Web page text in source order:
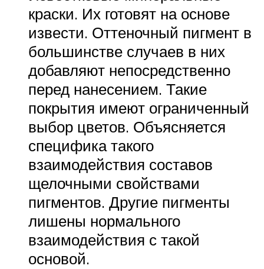
краски. Их готовят на основе
извести. Оттеночный пигмент в
большинстве случаев в них
добавляют непосредственно
перед нанесением. Такие
покрытия имеют ограниченный
выбор цветов. Объясняется
специфика такого
взаимодействия составов
щелочными свойствами
пигментов. Другие пигменты
лишены нормального
взаимодействия с такой
основой.